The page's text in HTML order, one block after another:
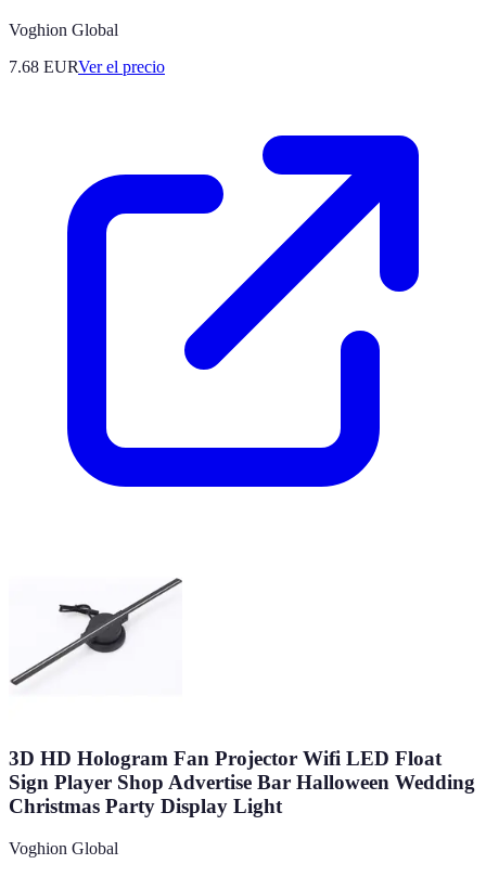
Voghion Global
7.68 EURVer el precio
3D HD Hologram Fan Projector Wifi LED Float
Sign Player Shop Advertise Bar Halloween Wedding
Christmas Party Display Light
Voghion Global